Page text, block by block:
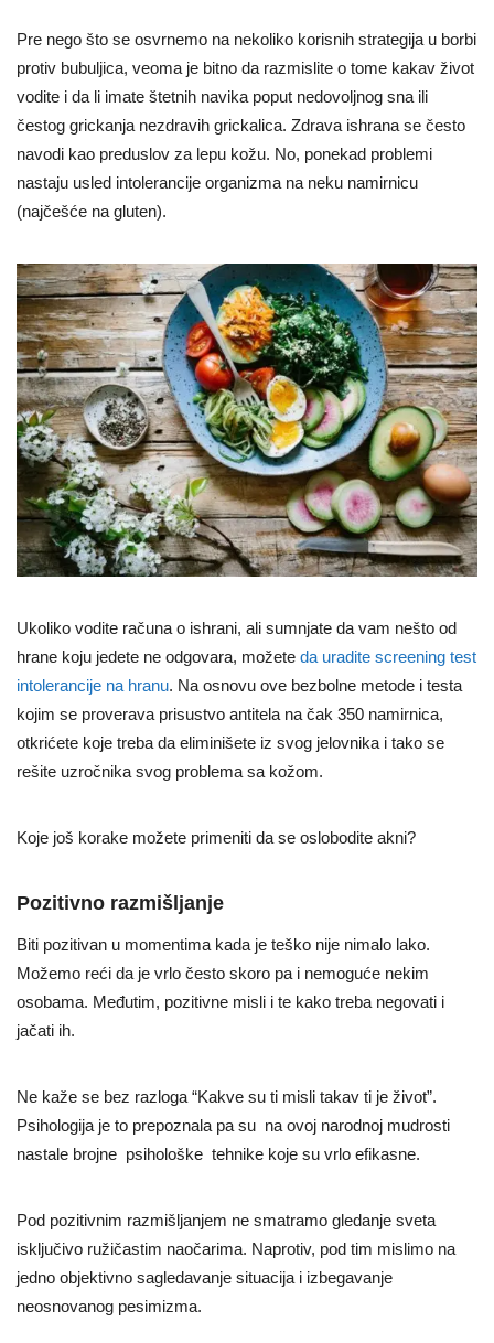
Pre nego što se osvrnemo na nekoliko korisnih strategija u borbi
protiv bubuljica, veoma je bitno da razmislite o tome kakav život
vodite i da li imate štetnih navika poput nedovoljnog sna ili
čestog grickanja nezdravih grickalica. Zdrava ishrana se često
navodi kao preduslov za lepu kožu. No, ponekad problemi
nastaju usled intolerancije organizma na neku namirnicu
(najčešće na gluten).
Ukoliko vodite računa o ishrani, ali sumnjate da vam nešto od
hrane koju jedete ne odgovara, možete da uradite screening test
intolerancije na hranu. Na osnovu ove bezbolne metode i testa
kojim se proverava prisustvo antitela na čak 350 namirnica,
otkrićete koje treba da eliminišete iz svog jelovnika i tako se
rešite uzročnika svog problema sa kožom.
Koje još korake možete primeniti da se oslobodite akni?
Pozitivno razmišljanje
Biti pozitivan u momentima kada je teško nije nimalo lako.
Možemo reći da je vrlo često skoro pa i nemoguće nekim
osobama. Međutim, pozitivne misli i te kako treba negovati i
jačati ih.
Ne kaže se bez razloga “Kakve su ti misli takav ti je život”.
Psihologija je to prepoznala pa su na ovoj narodnoj mudrosti
nastale brojne psihološke tehnike koje su vrlo efikasne.
Pod pozitivnim razmišljanjem ne smatramo gledanje sveta
isključivo ružičastim naočarima. Naprotiv, pod tim mislimo na
jedno objektivno sagledavanje situacija i izbegavanje
neosnovanog pesimizma.